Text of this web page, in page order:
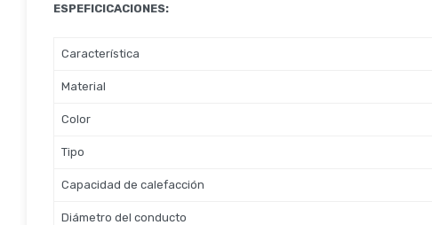
ESPEFICICACIONES:
Característica
Material
Color
Tipo
Capacidad de calefacción
Diámetro del conducto